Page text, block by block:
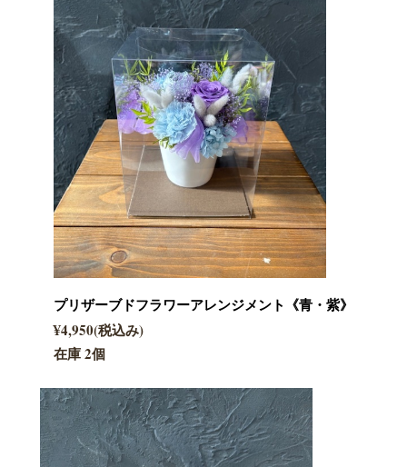
プリザーブドフラワーアレンジメント《青・紫》
¥4,950(税込み)
在庫 2個